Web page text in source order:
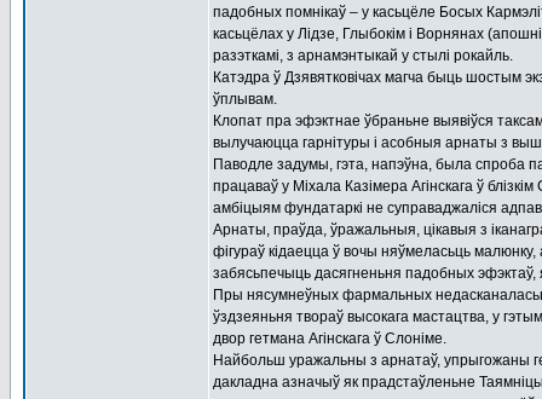
падобных помнікаў – у касьцёле Босых
касьцёлах у Лідзе, Глыбокім і Ворнянах
разэткамі, з арнамэнтыкай у стылі рокайль.
Катэдра ў Дзявятковічах магча быць шостым
ўплывам.
Клопат пра эфэктнае ўбраньне выявіўся
вылучаюцца гарнітуры і асобныя арнаты з
Паводле задумы, гэта, напэўна, была спроба
працаваў у Міхала Казімера Агінскага ў
амбіцыям фундатаркі не суправаджаліся
Арнаты, праўда, ўражальныя, цікавыя з
фігураў кідаецца ў вочы няўмеласьць
забясьпечыць дасягненьня падобных эфэктаў,
Пры нясумнеўных фармальных
ўздзеяньня твораў высокага мастацтва, у
двор гетмана Агінскага ў Слоніме.
Найбольш уражальны з арнатаў, упрыгожаны
дакладна азначыў як прадстаўленьне